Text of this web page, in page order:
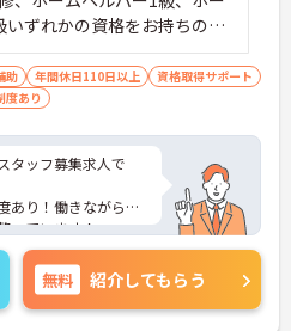
いずれかの資格をお持ちの方
験応相談 ■普通自動車運転
）
助 年間休日110日以上
資格取得サポート
度あり
タッフ募集求人で
あり！働きながらス
っています！
ントなど、さらに詳
ご相談ください。
無料 紹介してもらう